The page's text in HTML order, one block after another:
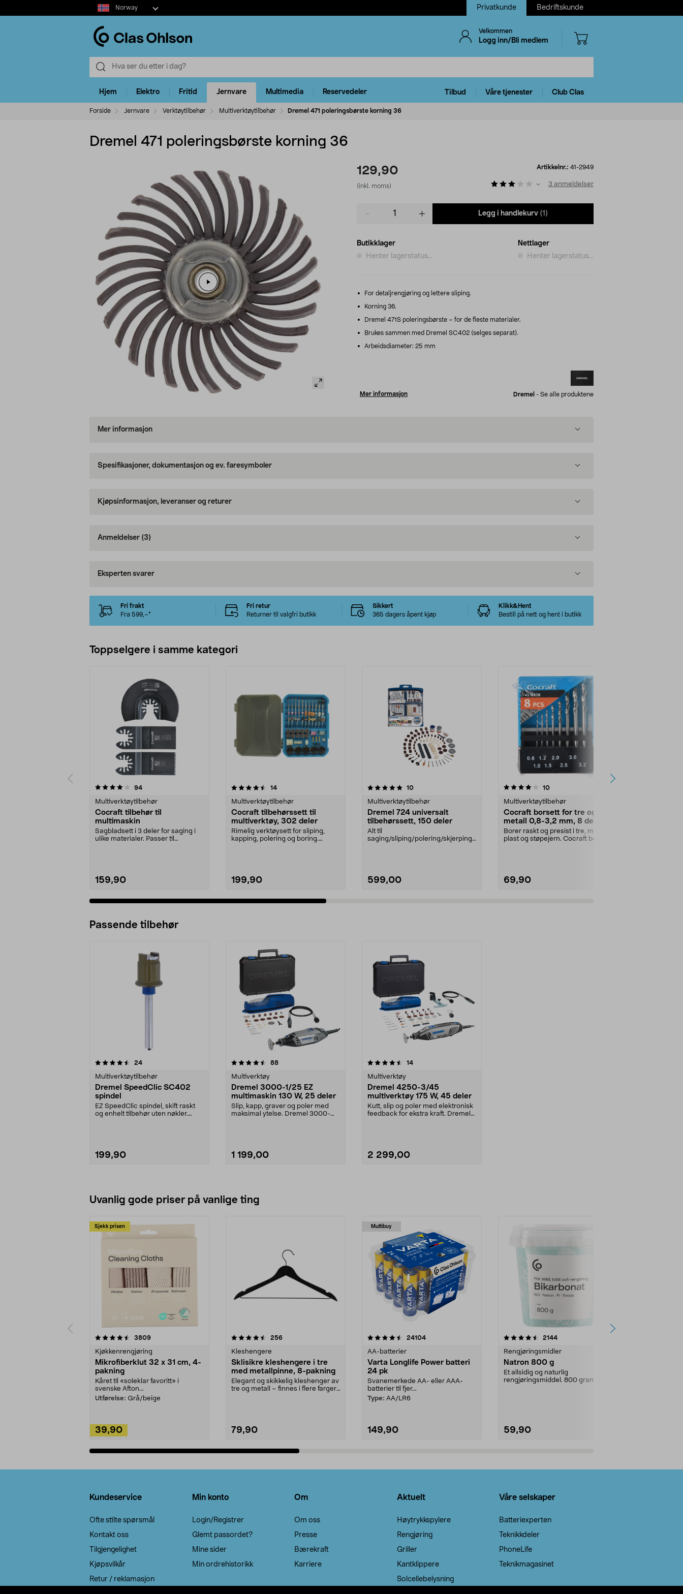
Select
market
Norway Privatkunde Bedriftskunde
Velkommen
Logg inn/Bli medlem
Hjem Elektro Fritid Jernvare Multimedia Reservedeler Tilbud Våre tjenester Club Clas
Forside Jernvare Verktøytilbehør Multiverktøytilbehør Dremel 471 poleringsbørste korning 36
Dremel 471 poleringsbørste korning 36
129,90
(inkl. moms)
Artikkelnr.: 41-2949
3 anmeldelser
Legg i handlekurv (1)
Butikklager
Henter lagerstatus...
Nettlager
Henter lagerstatus...
For detaljrengjøring og lettere sliping.
Korning 36.
Dremel 471S poleringsbørste – for de fleste materialer.
Brukes sammen med Dremel SC402 (selges separat).
Arbeidsdiameter: 25 mm
Mer informasjon Dremel - Se alle produktene
Mer informasjon
Spesifikasjoner, dokumentasjon og ev. faresymboler
Kjøpsinformasjon, leveranser og returer
Anmeldelser (3)
Eksperten svarer
Fri frakt
Fra 599,–*
Fri retur
Returner til valgfri butikk
Sikkert
365 dagers åpent kjøp
Klikk&Hent
Bestill på nett og hent i butikk
Toppselgere i samme kategori
94anmeldelser
Multiverktøytilbehør
Cocraft tilbehør til
multimaskin
Sagbladsett i 3 deler for saging i
ulike materialer. Passer til
159,90
4.5 av 5 stjerner 14anmeldelser
Multiverktøytilbehør
Cocraft tilbehørssett til
multiverktøy, 302 deler
Rimelig verktøysett for sliping,
kapping, polering og boring.
199,90
5.0 av 5 stjerner 10anmeldelser
Multiverktøytilbehør
Dremel 724 universalt
tilbehørssett, 150 deler
Alt til
saging/sliping/polering/skjerping
599,00
4.0 av 5 stjerner 10anmeldelser
Multiverktøytilbehør
Cocraft borsett for tre og
metall 0,8-3,2 mm, 8 deler
Borer raskt og presist i tre, metall,
plast og støpejern. Cocraft borsett
69,90
5.0 av 5 stjerner
Passende tilbehør
24anmeldelser
Multiverktøytilbehør
Dremel SpeedClic SC402
spindel
EZ SpeedClic spindel, skift raskt
og enhelt tilbehør uten nøkler.
199,90
4.5av 5 stjerner 88anmeldelser
Multiverktøy
Dremel 3000-1/25 EZ
multimaskin 130 W, 25 deler
Slip, kapp, graver og poler med
maksimal ytelse. Dremel 3000-
1 199,00
4.5av 5 stjerner 14anmeldelser
Multiverktøy
Dremel 4250-3/45
multiverktøy 175 W, 45 deler
Kutt, slip og poler med elektronisk
feedback for ekstra kraft. Dremel
2 299,00
Uvanlig gode priser på vanlige ting
Sjekk prisen
3809anmeldelser
Kjøkkenrengjøring
Mikrofiberklut 32 x 31 cm, 4-
pakning
Kåret til «soleklar favoritt» i
svenske Afton...
Utførelse: Grå/beige
39,90
4.5av 5 stjerner 256anmeldelser
Kleshengere
Sklisikre kleshengere i tre
med metallpinne, 8-pakning
Elegant og skikkelig kleshenger av
tre og metall – finnes i flere farger.
79,90
Multibuy
4.5av 5 stjerner 24104anmeldelser
AA-batterier
Varta Longlife Power batteri
24 pk
Svanemerkede AA- eller AAA-
batterier til fjer...
Type: AA/LR6
149,90
4.5av 5 stjerner 2144anmeldelser
Rengjøringsmidler
Natron 800 g
Et allsidig og naturlig
rengjøringsmiddel. 800 gram
59,90
4.0av 5 stjerner
Kundeservice
Ofte stilte spørsmål
Kontakt oss
Tilgjengelighet
Kjøpsvilkår
Retur / reklamasjon
Min konto
Login/Registrer
Glemt passordet?
Mine sider
Min ordrehistorikk
Om
Om oss
Presse
Bærekraft
Karriere
Aktuelt
Høytrykkspylere
Rengjøring
Griller
Kantklippere
Solcellebelysning
Våre selskaper
Batteriexperten
Teknikkdeler
PhoneLife
Teknikmagasinet